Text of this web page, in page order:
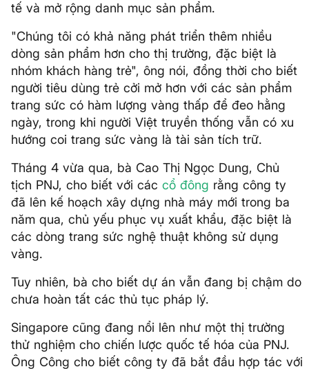
tế và mở rộng danh mục sản phẩm.
"Chúng tôi có khả năng phát triển thêm nhiều
dòng sản phẩm hơn cho thị trường, đặc biệt là
nhóm khách hàng trẻ", ông nói, đồng thời cho biết
người tiêu dùng trẻ cởi mở hơn với các sản phẩm
trang sức có hàm lượng vàng thấp để đeo hằng
ngày, trong khi người Việt truyền thống vẫn có xu
hướng coi trang sức vàng là tài sản tích trữ.
Tháng 4 vừa qua, bà Cao Thị Ngọc Dung, Chủ
tịch PNJ, cho biết với các cổ đông rằng công ty
đã lên kế hoạch xây dựng nhà máy mới trong ba
năm qua, chủ yếu phục vụ xuất khẩu, đặc biệt là
các dòng trang sức nghệ thuật không sử dụng
vàng.
Tuy nhiên, bà cho biết dự án vẫn đang bị chậm do
chưa hoàn tất các thủ tục pháp lý.
Singapore cũng đang nổi lên như một thị trường
thử nghiệm cho chiến lược quốc tế hóa của PNJ.
Ông Công cho biết công ty đã bắt đầu hợp tác với